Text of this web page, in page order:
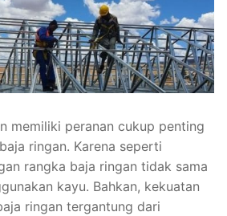
memiliki peranan cukup penting
ringan. Karena seperti
rangka baja ringan tidak sama
kayu. Bahkan, kekuatan
ringan tergantung dari